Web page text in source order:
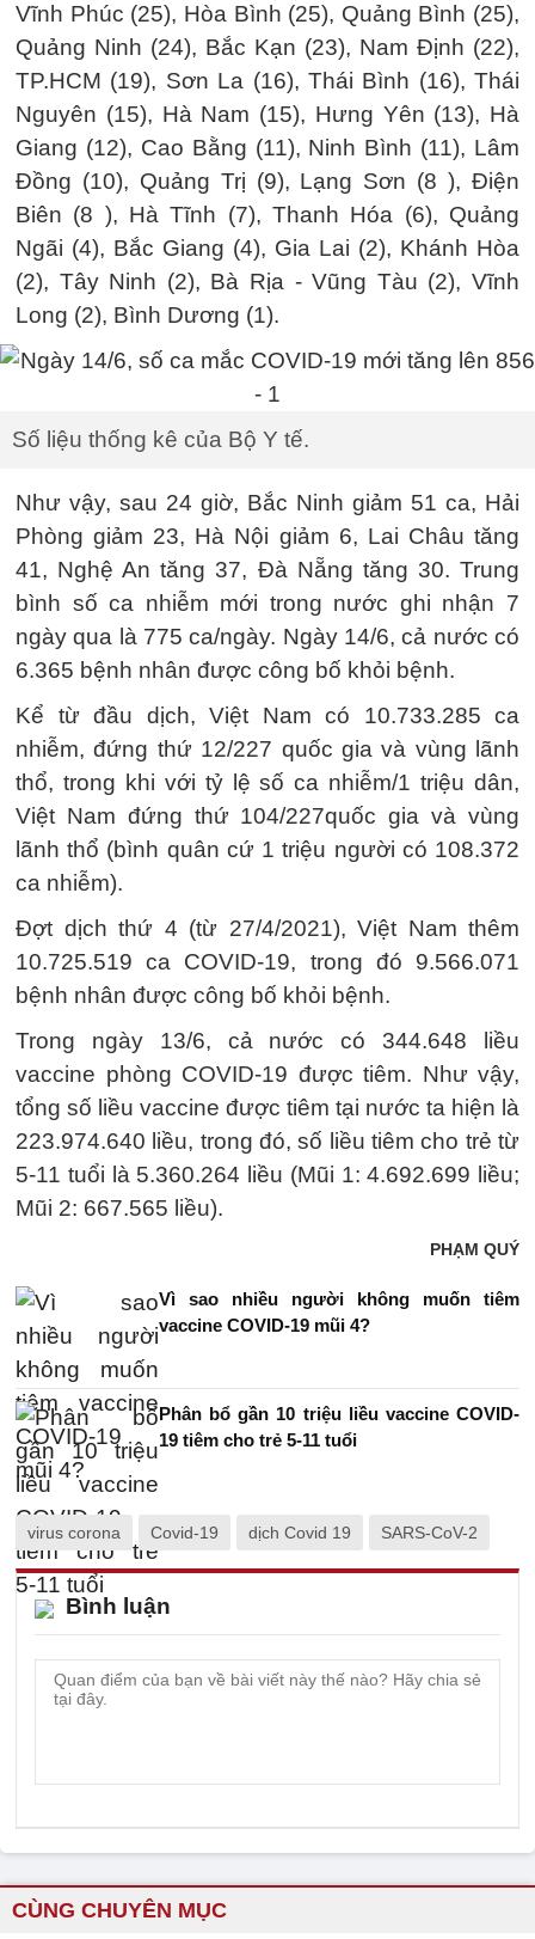
Vĩnh Phúc (25), Hòa Bình (25), Quảng Bình (25),
Quảng Ninh (24), Bắc Kạn (23), Nam Định (22),
TP.HCM (19), Sơn La (16), Thái Bình (16), Thái
Nguyên (15), Hà Nam (15), Hưng Yên (13), Hà
Giang (12), Cao Bằng (11), Ninh Bình (11), Lâm
Đồng (10), Quảng Trị (9), Lạng Sơn (8 ), Điện
Biên (8 ), Hà Tĩnh (7), Thanh Hóa (6), Quảng
Ngãi (4), Bắc Giang (4), Gia Lai (2), Khánh Hòa
(2), Tây Ninh (2), Bà Rịa - Vũng Tàu (2), Vĩnh
Long (2), Bình Dương (1).
Số liệu thống kê của Bộ Y tế.
Như vậy, sau 24 giờ, Bắc Ninh giảm 51 ca, Hải
Phòng giảm 23, Hà Nội giảm 6, Lai Châu tăng
41, Nghệ An tăng 37, Đà Nẵng tăng 30. Trung
bình số ca nhiễm mới trong nước ghi nhận 7
ngày qua là 775 ca/ngày. Ngày 14/6, cả nước có
6.365 bệnh nhân được công bố khỏi bệnh.
Kể từ đầu dịch, Việt Nam có 10.733.285 ca
nhiễm, đứng thứ 12/227 quốc gia và vùng lãnh
thổ, trong khi với tỷ lệ số ca nhiễm/1 triệu dân,
Việt Nam đứng thứ 104/227quốc gia và vùng
lãnh thổ (bình quân cứ 1 triệu người có 108.372
ca nhiễm).
Đợt dịch thứ 4 (từ 27/4/2021), Việt Nam thêm
10.725.519 ca COVID-19, trong đó 9.566.071
bệnh nhân được công bố khỏi bệnh.
Trong ngày 13/6, cả nước có 344.648 liều
vaccine phòng COVID-19 được tiêm. Như vậy,
tổng số liều vaccine được tiêm tại nước ta hiện là
223.974.640 liều, trong đó, số liều tiêm cho trẻ từ
5-11 tuổi là 5.360.264 liều (Mũi 1: 4.692.699 liều;
Mũi 2: 667.565 liều).
PHẠM QUÝ
Vì sao nhiều người không muốn tiêm
vaccine COVID-19 mũi 4?
Phân bổ gần 10 triệu liều vaccine COVID-
19 tiêm cho trẻ 5-11 tuổi
virus corona Covid-19 dịch Covid 19 SARS-CoV-2
Bình luận
CÙNG CHUYÊN MỤC